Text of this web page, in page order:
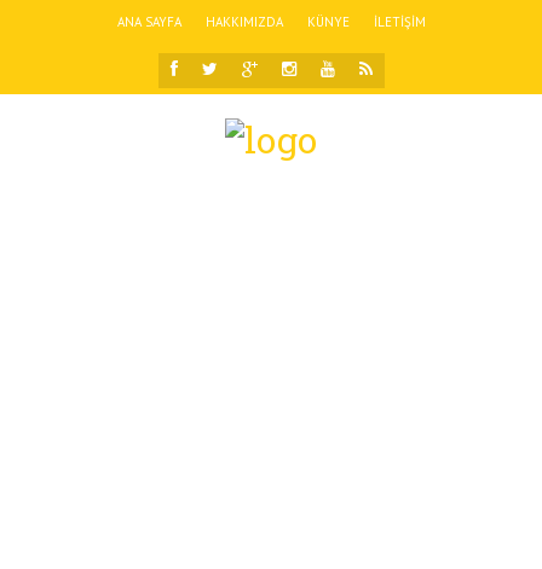
ANA SAYFA HAKKIMIZDA KÜNYE İLETIŞIM